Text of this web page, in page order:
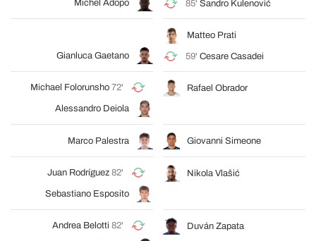
Michel Adopo 85' Sandro Kulenović
Gianluca Gaetano
Matteo Prati
59' Cesare Casadei
Michael Folorunsho 72'
Alessandro Deiola
Rafael Obrador
Marco Palestra Giovanni Simeone
Juan Rodríguez 82'
Sebastiano Esposito
Nikola Vlašić
Andrea Belotti 82' Duván Zapata